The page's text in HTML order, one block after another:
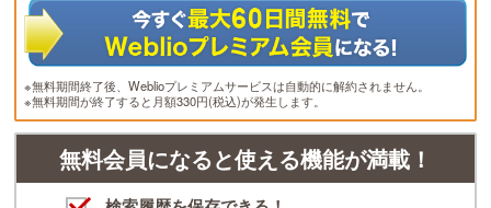
※無料期間終了後、Weblioプレミアムサービスは自動的に解約されません。
※無料期間が終了すると月額330円(税込)が発生します。
無料会員になると使える機能が満載！